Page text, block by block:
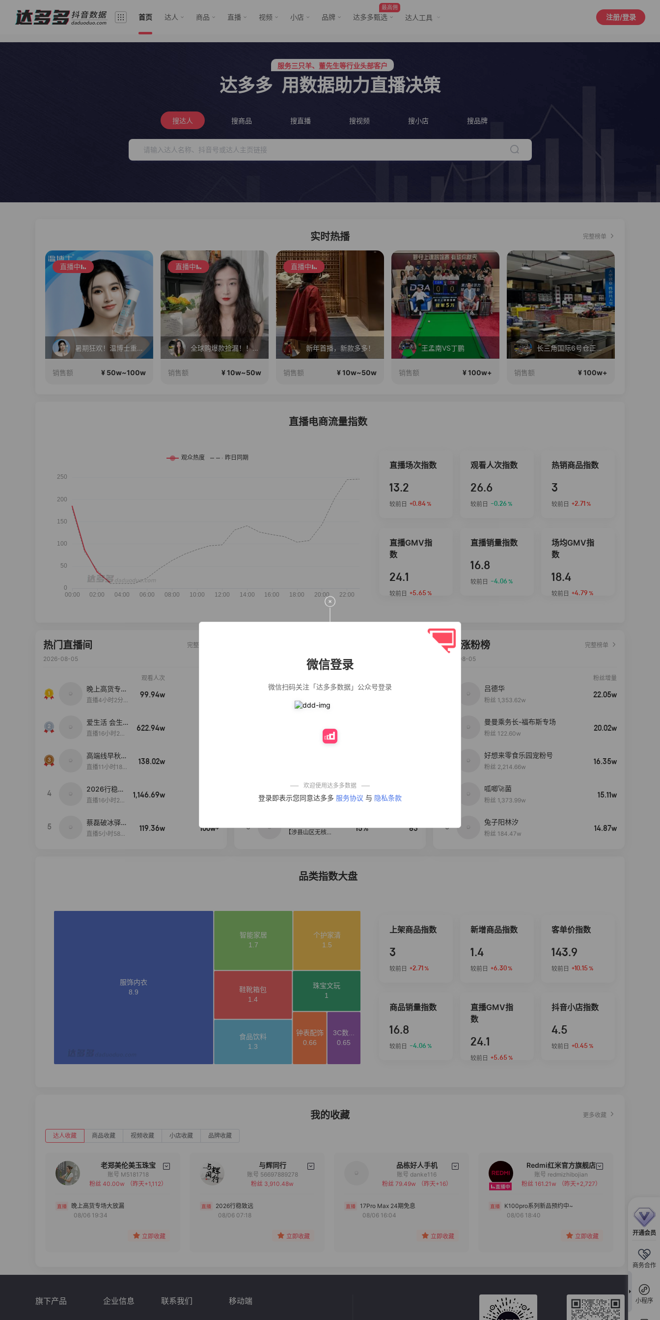
首页 达人 商品 直播 视频 小店 品牌
最高佣
达多多甄选 达人工具 注册/登录
开通会员
商务合作
小程序
微信登录
微信扫码关注「达多多数据」公众号登录
欢迎使用达多多数据
登录即表示您同意达多多 服务协议 与 隐私条款
服务三只羊、董先生等行业头部客户
行业价格屠夫，年卡会员低至798/年
服务三只羊、董先生等行业头部客户
达多多 用数据助力直播决策
搜达人 搜商品 搜直播 搜视频 搜小店 搜品牌
实时热播 完整榜单
直播中
暑期狂欢！温博士重磅福利机制 ! 明星同款套装!限时狂欢！
销售额 ¥ 50w~100w
直播中
全球购爆款捡漏！！！！
销售额 ¥ 10w~50w
直播中
新年首播，新款多多！
销售额 ¥ 10w~50w
王孟南VS丁鹏
销售额 ¥ 100w+
长三角国际6号仓正在直播
销售额 ¥ 100w+
直播电商流量指数
直播场次指数
13.2
较前日 +0.84%
观看人次指数
26.6
较前日 -0.26 %
热销商品指数
3
较前日 +2.71 %
直播GMV指
数
24.1
较前日 +5.65 %
直播销量指数
16.8
较前日 -4.06 %
场均GMV指
数
18.4
较前日 +4.79 %
热门直播间
完整榜单
2026-08-05
观看人次
晚上高货专场
大放漏
直播4小时2分5
99.94w
爱生活 会生
活
直播16小时24
622.94w
高端线早秋现
货首发
直播11小时18分
138.02w
4
2026行稳致
远
直播16小时20
1,146.69w
5
蔡磊破冰驿站
直播间好物分
直播5小时58分
119.36w 100w+
公仔牌顽渍净洗
污渍除菌除螨3倍
男士不锈钢卡片
包女式防消磁小
季大码mm宽松上
【试吃两包】松
茸红烧酱汁红烧
40%
5
【涉县山区无核
15% 83
达人涨粉榜
完整榜单
2026-08-05
粉丝增量
吕德华
粉丝 1,353.62w
22.05w
曼曼乘务长-福布斯专场
粉丝 122.60w
20.02w
好想来零食乐园宠粉号
粉丝 2,214.66w
16.35w
呱唧🚀菌
粉丝 1,373.99w
15.11w
5
兔子阳林汐
粉丝 184.47w
14.87w
品类指数大盘
上架商品指数
3
较前日 +2.71 %
新增商品指数
1.4
较前日 +6.30%
客单价指数
143.9
较前日 +10.15 %
商品销量指数
16.8
较前日 -4.06 %
直播GMV指
数
24.1
较前日 +5.65 %
抖音小店指数
4.5
较前日 +0.45 %
我的收藏 更多收藏
达人收藏 商品收藏 视频收藏 小店收藏 品牌收藏
老郑美伦美玉珠宝
备注
分组
账号 M5181718
粉丝 40.00w
（昨天+1,112）
晚上高货专场大放漏
08/06 19:34
立即收藏
与辉同行
备注
账号 56697889278
粉丝 3,910.48w
2026行稳致远
08/06 07:18
立即收藏
品栋好人手机
备注
分组
账号 danke116
粉丝 79.49w
（昨天+16）
17Pro Max 24期免息
08/06 16:04
立即收藏
Redmi红米官方旗舰店
备注
分组
账号 redmizhibojian
粉丝 161.21w
（昨天+2,727）
K100pro系列新品预约中~
08/06 18:40
立即收藏
旗下产品 企业信息 联系我们 移动端